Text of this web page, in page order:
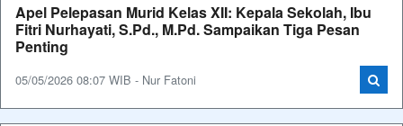
Apel Pelepasan Murid Kelas XII: Kepala Sekolah, Ibu
Fitri Nurhayati, S.Pd., M.Pd. Sampaikan Tiga Pesan
Penting
05/05/2026 08:07 WIB - Nur Fatoni